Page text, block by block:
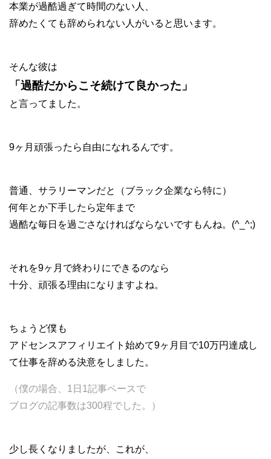
本業が過酷過ぎて時間のない人、
辞めたくても辞められない人がいると思います。
そんな彼は
「過酷だからこそ続けて良かった」
と言ってました。
9ヶ月頑張ったら自由になれるんです。
普通、サラリーマンだと（ブラック企業なら特に）
何年とか下手したら定年まで
過酷な毎日を過ごさなければならないですもんね。(^_^;)
それを9ヶ月で終わりにできるのなら
十分、頑張る理由になりますよね。
ちょうど僕も
アドセンスアフィリエイト始めて9ヶ月目で10万円達成し
て仕事を辞める決意をしました。
（僕の場合、1日1記事ペースで
ブログの記事数は300程でした。）
少し長くなりましたが、これが、